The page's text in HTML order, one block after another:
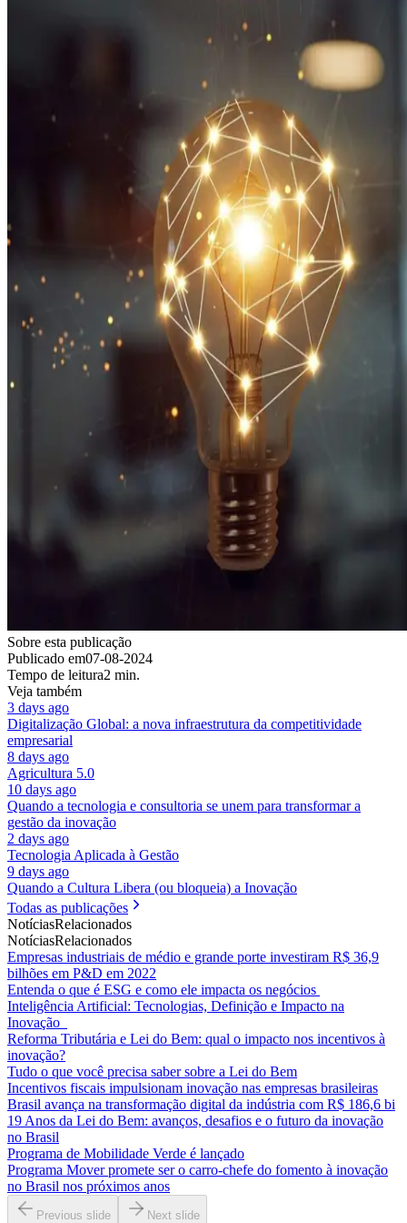
Sobre esta publicação
Publicado em07-08-2024
Tempo de leitura2 min.
Veja também
3 days ago
Digitalização Global: a nova infraestrutura da competitividade
empresarial
8 days ago
Agricultura 5.0
10 days ago
Quando a tecnologia e consultoria se unem para transformar a
gestão da inovação
2 days ago
Tecnologia Aplicada à Gestão
9 days ago
Quando a Cultura Libera (ou bloqueia) a Inovação
Todas as publicações
NotíciasRelacionados
NotíciasRelacionados
Empresas industriais de médio e grande porte investiram R$ 36,9
bilhões em P&D em 2022
Entenda o que é ESG e como ele impacta os negócios
Inteligência Artificial: Tecnologias, Definição e Impacto na
Inovação
Reforma Tributária e Lei do Bem: qual o impacto nos incentivos à
inovação?
Tudo o que você precisa saber sobre a Lei do Bem
Incentivos fiscais impulsionam inovação nas empresas brasileiras
Brasil avança na transformação digital da indústria com R$ 186,6 bi
19 Anos da Lei do Bem: avanços, desafios e o futuro da inovação
no Brasil
Programa de Mobilidade Verde é lançado
Programa Mover promete ser o carro-chefe do fomento à inovação
no Brasil nos próximos anos
Previous slide Next slide